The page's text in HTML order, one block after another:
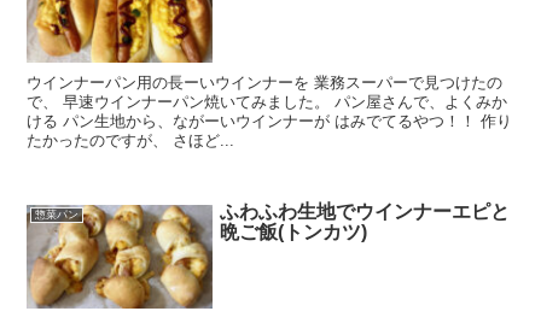
ウインナーパン用の長ーいウインナーを 業務スーパーで見つけたの
で、 早速ウインナーパン焼いてみました。 パン屋さんで、よくみか
ける パン生地から、ながーいウインナーが はみでてるやつ！！ 作り
たかったのですが、 さほど...
惣菜パン
ふわふわ生地でウインナーエピと
晩ご飯(トンカツ)